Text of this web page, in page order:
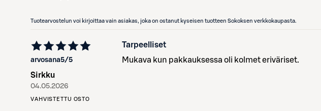
Tuotearvostelun voi kirjoittaa vain asiakas, joka on ostanut kyseisen tuotteen Sokoksen verkkokaupasta.
arvosana5/5
Sirkku
04.05.2026
VAHVISTETTU OSTO
Tarpeelliset
Mukava kun pakkauksessa oli kolmet eriväriset.